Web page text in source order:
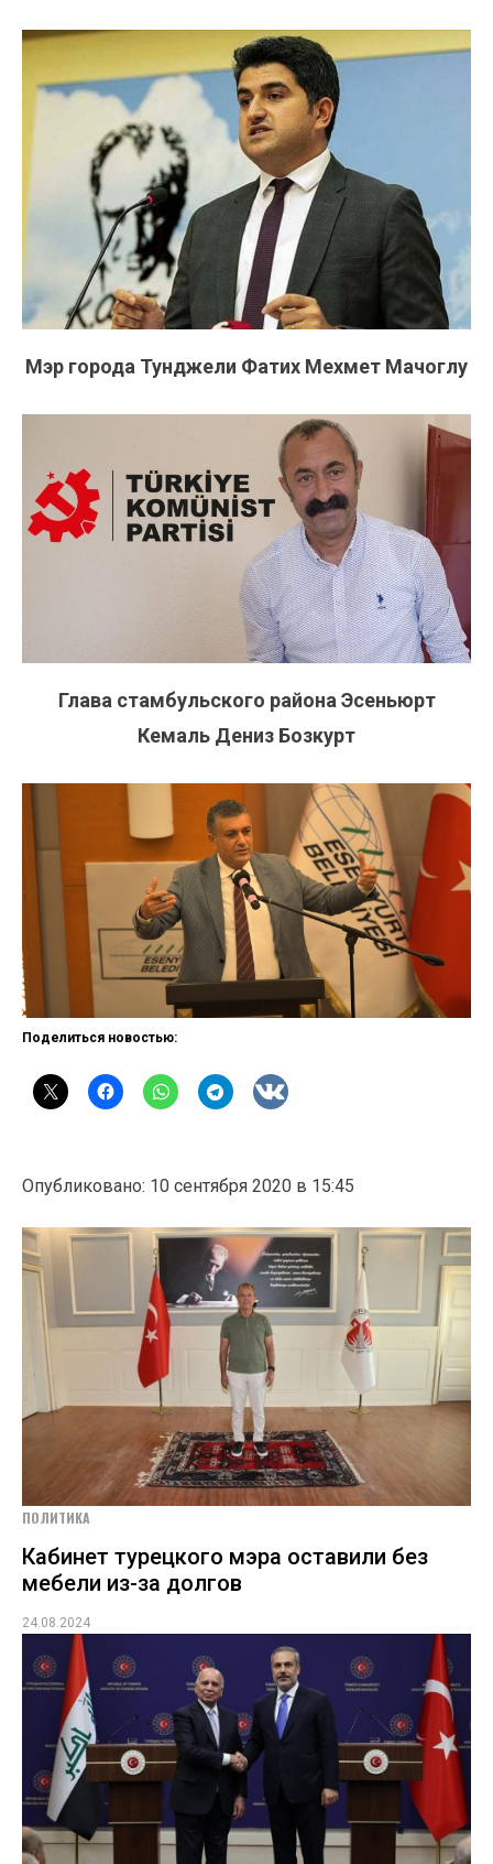
Мэр города Тунджели Фатих Мехмет Мачоглу
Глава стамбульского района Эсеньюрт
Кемаль Дениз Бозкурт
Поделиться новостью:
Опубликовано: 10 сентября 2020 в 15:45
ПОЛИТИКА
Кабинет турецкого мэра оставили без
мебели из-за долгов
24.08.2024